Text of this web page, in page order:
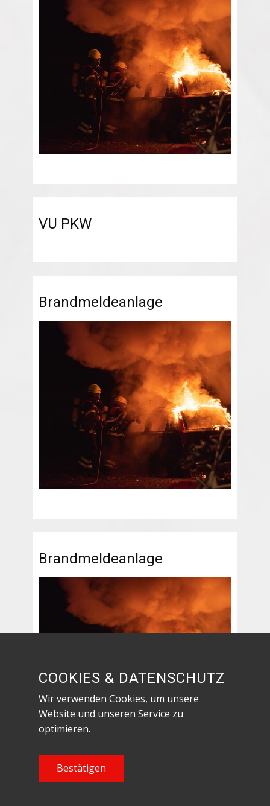
VU PKW
Brandmeldeanlage
Brandmeldeanlage
COOKIES & DATENSCHUTZ
Wir verwenden Cookies, um unsere
Website und unseren Service zu
optimieren.
Bestätigen